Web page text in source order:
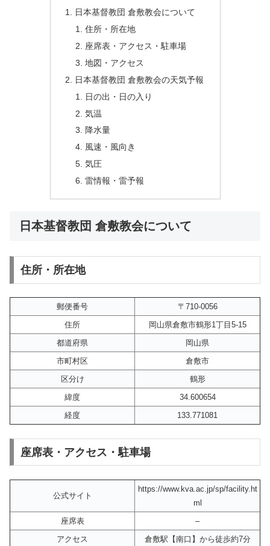
日本基督教団 倉敷教会について
住所・所在地
座席表・アクセス・駐車場
地図・アクセス
日本基督教団 倉敷教会の天気予報
日の出・日の入り
気温
降水量
風速・風向き
気圧
雷情報・雷予報
日本基督教団 倉敷教会について
住所・所在地
郵便番号
〒710-0056
住所
岡山県倉敷市鶴形1丁目5‐15
都道府県
岡山県
市町村区
倉敷市
区分け
鶴形
緯度
34.600654
経度
133.771081
座席表・アクセス・駐車場
公式サイト
https://www.kva.ac.jp/sp/facility.ht
ml
座席表
–
アクセス
倉敷駅【南口】から徒歩約7分